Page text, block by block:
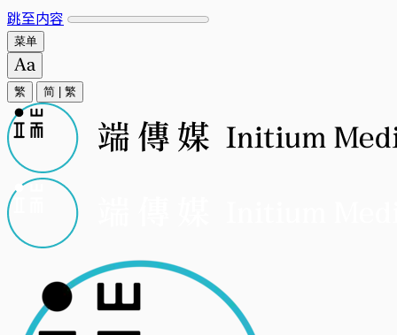
跳至内容
菜单
繁 简 繁